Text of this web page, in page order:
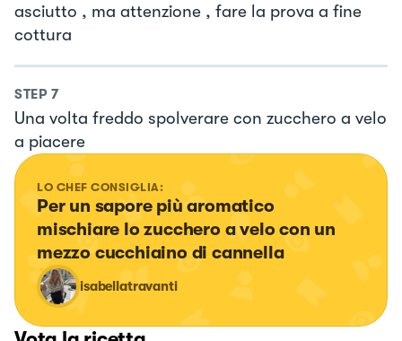
asciutto , ma attenzione , fare la prova a fine
cottura
STEP 7
Una volta freddo spolverare con zucchero a velo
a piacere
LO CHEF CONSIGLIA:
Per un sapore più aromatico
mischiare lo zucchero a velo con un
mezzo cucchiaino di cannella
isabellatravanti